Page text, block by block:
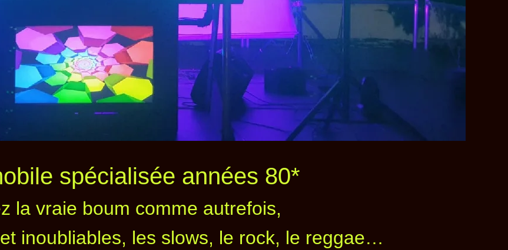
spécialisée années 80*
la vraie boum comme autrefois,
inoubliables, les slows, le rock, le reggae…